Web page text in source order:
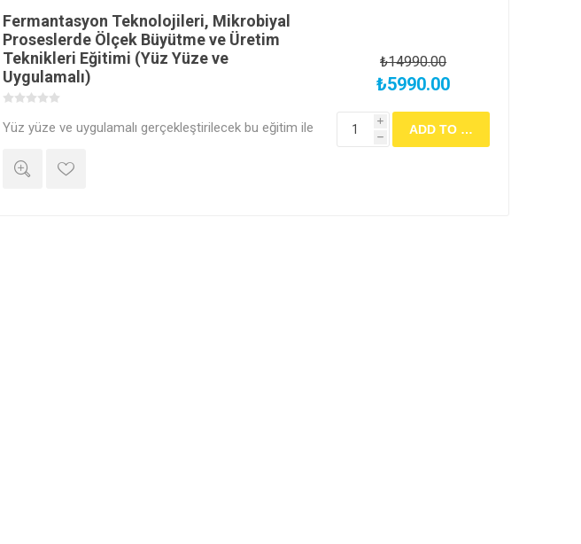
Fermantasyon Teknolojileri, Mikrobiyal
Proseslerde Ölçek Büyütme ve Üretim
Teknikleri Eğitimi (Yüz Yüze ve
Uygulamalı)
Yüz yüze ve uygulamalı gerçekleştirilecek bu eğitim ile
kariyer fırsatlarında bir adım öne geçin!
₺14990.00
₺5990.00
i
h